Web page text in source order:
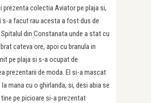
prezenta colectia Aviator pe plaja si,
s-a facut rau acesta a fost dus de
din Constanata unde a stat cu
cateva ore, apoi cu branula in
pe plaja si s-a ocupat de
prezentarii de moda. El si-a mascat
la mana cu o ghirlanda, si, desi abia se
pe picioare si-a prezentat